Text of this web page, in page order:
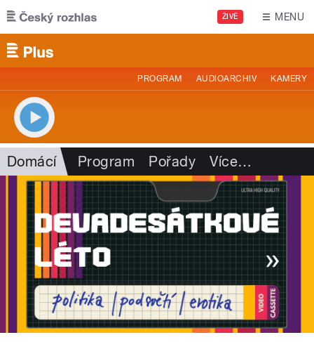
Přejít k hlavnímu obsahu
ŽIVĚ MENU
PROGRAM AUDIOARCHIV KAMERY
Domácí Program Pořady Více…